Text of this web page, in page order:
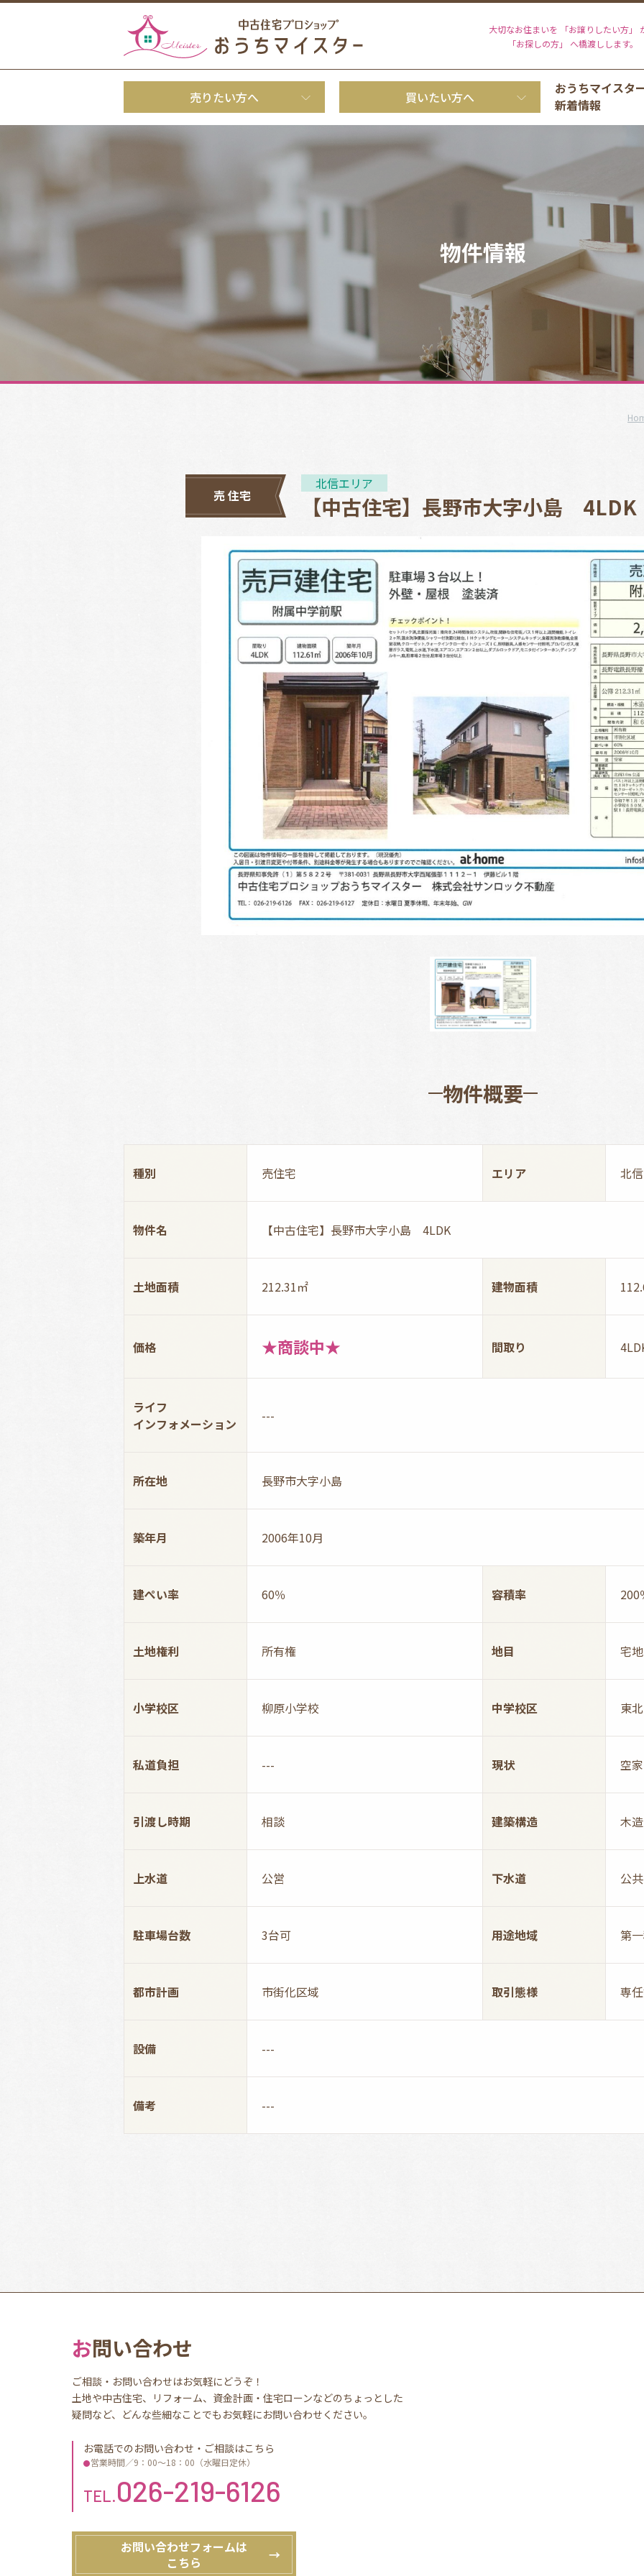
大切なお住まいを 「お譲りしたい方」
「お探しの方」 へ橋渡しします。
売りたい方へ 買いたい方へ
おうちマイスタ
新着情報
物件情報
売 住宅
北信エリア
【中古住宅】長野市大字小島 4LDK
物件概要
種別 売住宅 エリア 北
物件名 【中古住宅】長野市大字小島 4LDK
土地面積 212.31㎡ 建物面積
価格 ★商談中★ 間取り
ライフ
インフォメーション ---
所在地 長野市大字小島
築年月 2006年10月
建ぺい率 60％ 容積率 200
土地権利 所有権 地目 宅地
小学校区 柳原小学校 中学校区 東
私道負担 --- 現状 空家
引渡し時期 相談 建築構造 木
上水道 公営 下水道 公共
駐車場台数 3台可 用途地域 第
都市計画 市街化区域 取引態様 専
設備 ---
備考 ---
お問い合わせ
ご相談・お問い合わせはお気軽にどうぞ！
土地や中古住宅、リフォーム、資金計画・住宅ローンなどのちょっとした
疑問など、どんな些細なことでもお気軽にお問い合わせください。
お電話でのお問い合わせ・ご相談はこちら
営業時間／9：00〜18：00（水曜日定休）
TEL.026-219-6126
お問い合わせフォームは
こちら